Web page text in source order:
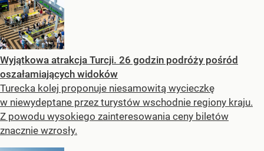
Wyjątkowa atrakcja Turcji. 26 godzin podróży pośród
oszałamiających widoków
Turecka kolej proponuje niesamowitą wycieczkę
w niewydeptane przez turystów wschodnie regiony kraju.
Z powodu wysokiego zainteresowania ceny biletów
znacznie wzrosły.